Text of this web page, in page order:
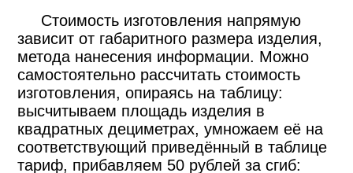
Стоимость изготовления напрямую
зависит от габаритного размера изделия,
метода нанесения информации. Можно
самостоятельно рассчитать стоимость
изготовления, опираясь на таблицу:
высчитываем площадь изделия в
квадратных дециметрах, умножаем её на
соответствующий приведённый в таблице
тариф, прибавляем 50 рублей за сгиб: